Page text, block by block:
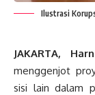
Ilustrasi
JAKARTA,
menggenjot
sisi lain dalam